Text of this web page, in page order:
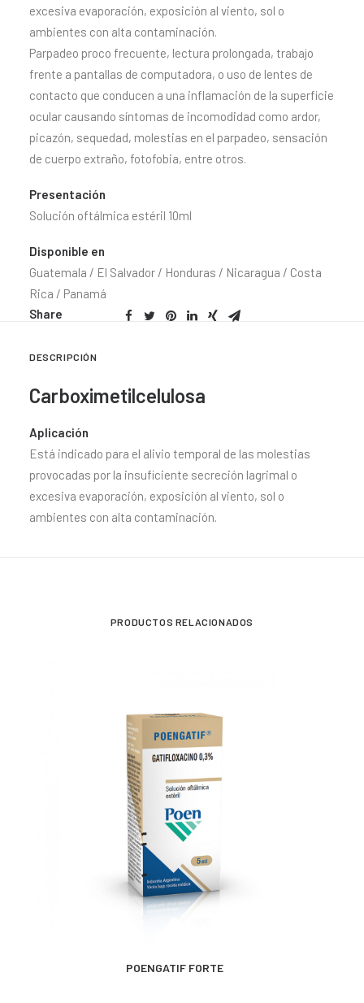
excesiva evaporación, exposición al viento, sol o
ambientes con alta contaminación.
Parpadeo proco frecuente, lectura prolongada, trabajo
frente a pantallas de computadora, o uso de lentes de
contacto que conducen a una inflamación de la superficie
ocular causando síntomas de incomodidad como ardor,
picazón, sequedad, molestias en el parpadeo, sensación
de cuerpo extraño, fotofobia, entre otros.
Presentación
Solución oftálmica estéril 10ml
Disponible en
Guatemala / El Salvador / Honduras / Nicaragua / Costa
Rica / Panamá
Share
DESCRIPCIÓN
Carboximetilcelulosa
Aplicación
Está indicado para el alivio temporal de las molestias
provocadas por la insuficiente secreción lagrimal o
excesiva evaporación, exposición al viento, sol o
ambientes con alta contaminación.
PRODUCTOS RELACIONADOS
MÁS INFORMACIÓN
POENGATIF FORTE